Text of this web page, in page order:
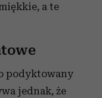
a te
podyktowany
jednak, że